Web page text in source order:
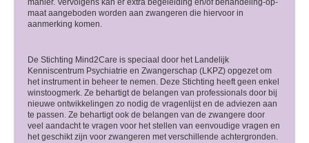
manier. Vervolgens kan er extra begeleiding en/of behandeling-op-
maat aangeboden worden aan zwangeren die hiervoor in
aanmerking komen.
De Stichting Mind2Care is speciaal door het Landelijk
Kenniscentrum Psychiatrie en Zwangerschap (LKPZ) opgezet om
het instrument in beheer te nemen. Deze Stichting heeft geen enkel
winstoogmerk. Ze behartigt de belangen van professionals door bij
nieuwe ontwikkelingen zo nodig de vragenlijst en de adviezen aan
te passen. Ze behartigt ook de belangen van de zwangere door
veel aandacht te vragen voor het stellen van eenvoudige vragen en
het geschikt zijn voor zwangeren met verschillende achtergronden.